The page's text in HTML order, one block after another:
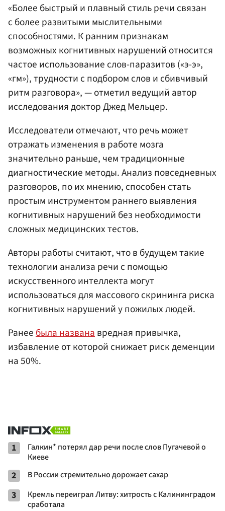
«Более быстрый и плавный стиль речи связан
с более развитыми мыслительными
способностями. К ранним признакам
возможных когнитивных нарушений относится
частое использование слов-паразитов («э-э»,
«гм»), трудности с подбором слов и сбивчивый
ритм разговора», — отметил ведущий автор
исследования доктор Джед Мельцер.
Исследователи отмечают, что речь может
отражать изменения в работе мозга
значительно раньше, чем традиционные
диагностические методы. Анализ повседневных
разговоров, по их мнению, способен стать
простым инструментом раннего выявления
когнитивных нарушений без необходимости
сложных медицинских тестов.
Авторы работы считают, что в будущем такие
технологии анализа речи с помощью
искусственного интеллекта могут
использоваться для массового скрининга риска
когнитивных нарушений у пожилых людей.
Ранеебыла названавредная привычка,
избавление от которой снижает риск деменции
на 50%.
1
Галкин* потерял дар речи после слов Пугачевой о
Киеве
2 В России стремительно дорожает сахар
3
Кремль переиграл Литву: хитрость с Калининградом
сработала